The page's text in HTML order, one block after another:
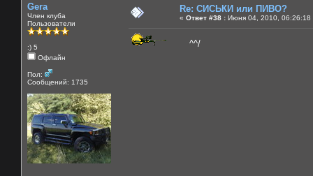
Gera
Член клуба
Пользователи
:) 5
Офлайн
Пол:
Сообщений: 1735
Re: СИСЬКИ или ПИВО?
« Ответ #38 : Июня 04, 2010, 06:26:18
^^/